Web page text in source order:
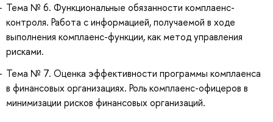
Тема № 6. Функциональные обязанности комплаенс-
контроля. Работа с информацией, получаемой в ходе
выполнения комплаенс-функции, как метод управления
рисками.
Тема № 7. Оценка эффективности программы комплаенса
в финансовых организациях. Роль комплаенс-офицеров в
минимизации рисков финансовых организаций.